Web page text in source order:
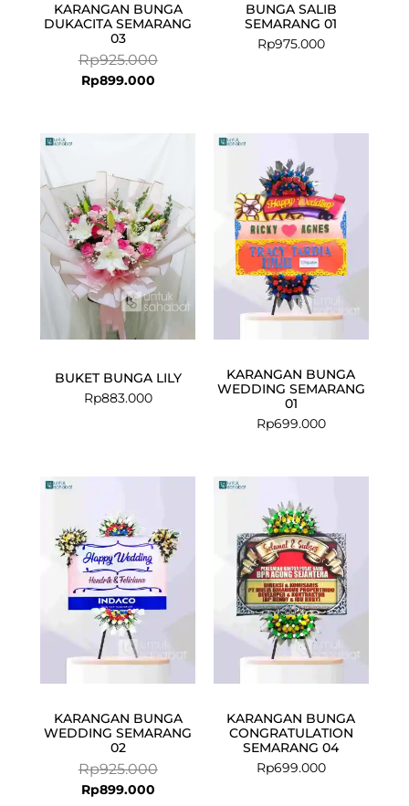
KARANGAN BUNGA
DUKACITA SEMARANG
03
Rp925.000
Rp899.000
BUNGA SALIB
SEMARANG 01
Rp975.000
BUKET BUNGA LILY
Rp883.000
KARANGAN BUNGA
WEDDING SEMARANG
01
Rp699.000
KARANGAN BUNGA
WEDDING SEMARANG
02
Rp925.000
Rp925.000.
Rp899.000
Rp899.000.
KARANGAN BUNGA
CONGRATULATION
SEMARANG 04
Rp699.000